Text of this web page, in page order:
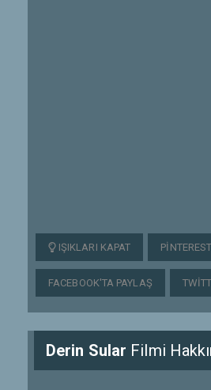
IŞIKLARI KAPAT
FACEBOOK'TA PAYLAŞ
Derin Sular Filmi